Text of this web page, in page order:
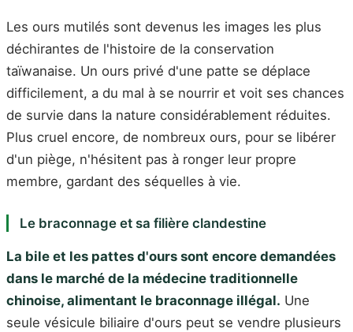
Les ours mutilés sont devenus les images les plus
déchirantes de l'histoire de la conservation
taïwanaise. Un ours privé d'une patte se déplace
difficilement, a du mal à se nourrir et voit ses chances
de survie dans la nature considérablement réduites.
Plus cruel encore, de nombreux ours, pour se libérer
d'un piège, n'hésitent pas à ronger leur propre
membre, gardant des séquelles à vie.
Le braconnage et sa filière clandestine
La bile et les pattes d'ours sont encore demandées
dans le marché de la médecine traditionnelle
chinoise, alimentant le braconnage illégal. Une
seule vésicule biliaire d'ours peut se vendre plusieurs